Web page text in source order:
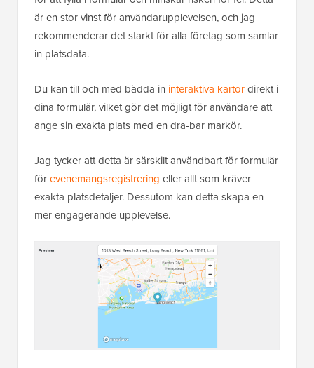
är en stor vinst för användarupplevelsen, och jag
rekommenderar det starkt för alla företag som samlar
in platsdata.
Du kan till och med bädda in interaktiva kartordirekt i
dina formulär, vilket gör det möjligt för användare att
ange sin exakta plats med en dra-bar markör.
Jag tycker att detta är särskilt användbart för formulär
förevenemangsregistrering eller allt som kräver
exakta platsdetaljer. Dessutom kan detta skapa en
mer engagerande upplevelse.